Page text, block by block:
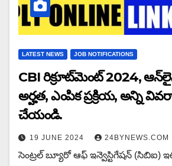
LATEST NEWS JOB NOTIFICATIONS
CBI రిక్రూట్‌మెంట్ 2024,
అర్హత, ఎంపిక ప్రక్రియ, అన్ని
చేయండి.
19 JUNE 2024 24BYNEWS.COM
సెంట్రల్ బ్యూరో ఆఫ్ ఇన్వెస్టిగేషన్ (సిబిఐ)